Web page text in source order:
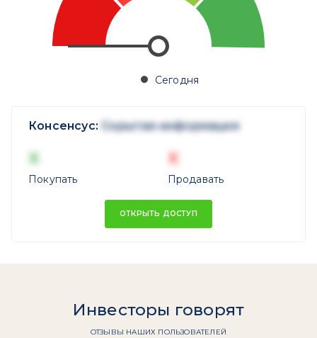
Сегодня
Консенсус: Скрытая информация
X
Покупать
X
Продавать
ОТКРЫТЬ ДОСТУП
Инвесторы говорят
ОТЗЫВЫ НАШИХ ПОЛЬЗОВАТЕЛЕЙ